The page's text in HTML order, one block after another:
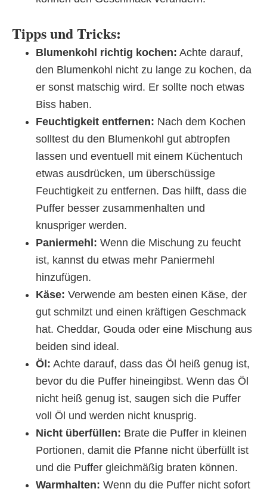
Tipps und Tricks:
Blumenkohl richtig kochen: Achte darauf,
den Blumenkohl nicht zu lange zu kochen, da
er sonst matschig wird. Er sollte noch etwas
Biss haben.
Feuchtigkeit entfernen: Nach dem Kochen
solltest du den Blumenkohl gut abtropfen
lassen und eventuell mit einem Küchentuch
etwas ausdrücken, um überschüssige
Feuchtigkeit zu entfernen. Das hilft, dass die
Puffer besser zusammenhalten und
knuspriger werden.
Paniermehl: Wenn die Mischung zu feucht
ist, kannst du etwas mehr Paniermehl
hinzufügen.
Käse: Verwende am besten einen Käse, der
gut schmilzt und einen kräftigen Geschmack
hat. Cheddar, Gouda oder eine Mischung aus
beiden sind ideal.
Öl: Achte darauf, dass das Öl heiß genug ist,
bevor du die Puffer hineingibst. Wenn das Öl
nicht heiß genug ist, saugen sich die Puffer
voll Öl und werden nicht knusprig.
Nicht überfüllen: Brate die Puffer in kleinen
Portionen, damit die Pfanne nicht überfüllt ist
und die Puffer gleichmäßig braten können.
Warmhalten: Wenn du die Puffer nicht sofort